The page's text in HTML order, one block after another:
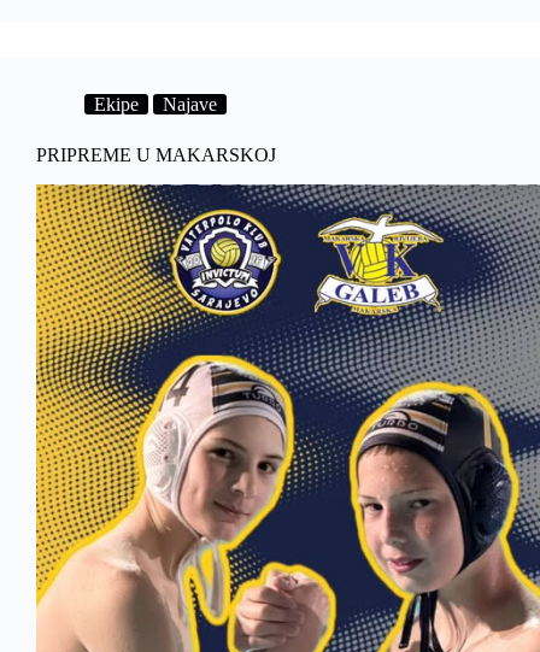
Ekipe Najave
PRIPREME U MAKARSKOJ